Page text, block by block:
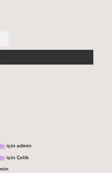
için admin
için Çelik